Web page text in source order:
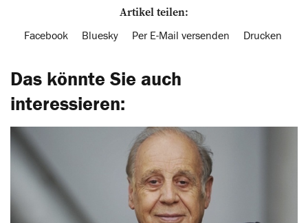
Artikel teilen:
Facebook Bluesky Per E-Mail versenden Drucken
Das könnte Sie auch
interessieren: